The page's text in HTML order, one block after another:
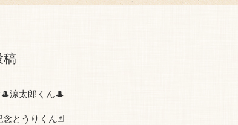
稿
涼太郎くん🎩
とうりくん🃏